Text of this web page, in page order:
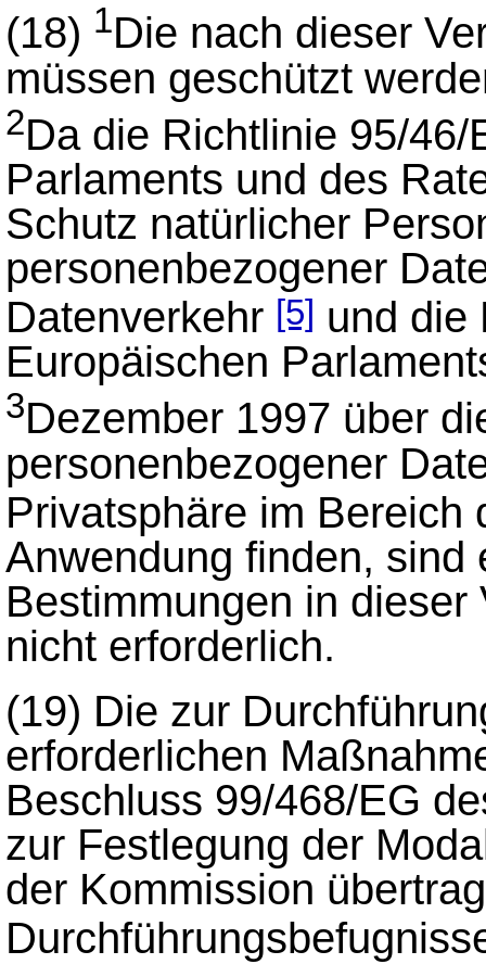
(18) 1Die nach dieser
müssen geschützt
2Da die Richtlinie 95/
Parlaments und des
Schutz natürlicher
personenbezogener
Datenverkehr [5] und die
Europäischen
3Dezember 1997 über
personenbezogener
Privatsphäre im
Anwendung finden, sind
Bestimmungen in
nicht erforderlich.
(19) Die zur
erforderlichen
Beschluss 99/468/EG
zur Festlegung der
der Kommission